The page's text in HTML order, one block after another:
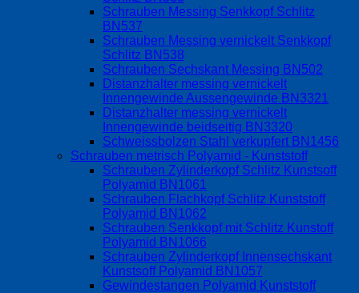
Schrauben Messing Senkkopf Schlitz
BN537
Schrauben Messing vernickelt Senkkopf
Schlitz BN538
Schrauben Sechskant Messing BN502
Distanzhalter messing vernickelt
Innengewinde Aussengewinde BN3321
Distanzhalter messing vernickelt
Innengewinde beidseitig BN3320
Schweissbolzen Stahl verkupfert BN1456
Schrauben metrisch Polyamid - Kunststoff
Schrauben Zylinderkopf Schlitz Kunstsoff
Polyamid BN1061
Schrauben Flachkopf Schlitz Kunststoff
Polyamid BN1062
Schrauben Senkkopf mit Schlitz Kunstoff
Polyamid BN1066
Schrauben Zylinderkopf Innensechskant
Kunstsoff Polyamid BN1057
Gewindestangen Polyamid Kunststoff